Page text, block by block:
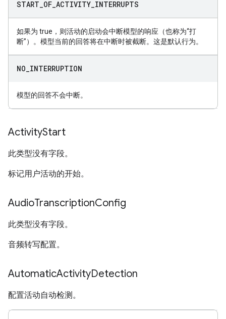
START OF ACTIVITY INTERRUPTS
如果为 true，则活动的启动会中断模型的响应（也称为“打
断”）。模型当前的回答将在中断时被截断。这是默认行为。
NO INTERRUPTION
模型的回答不会中断。
ActivityStart
此类型没有字段。
标记用户活动的开始。
AudioTranscriptionConfig
此类型没有字段。
音频转写配置。
AutomaticActivityDetection
配置活动自动检测。